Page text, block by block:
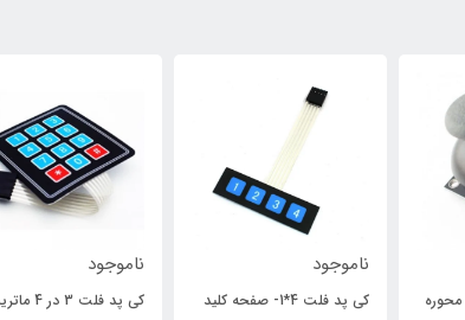
ناموجود
کی پد فلت 3 در 4 ماتریسی
ناموجود
صفحه کلید ماتریسی 4*4